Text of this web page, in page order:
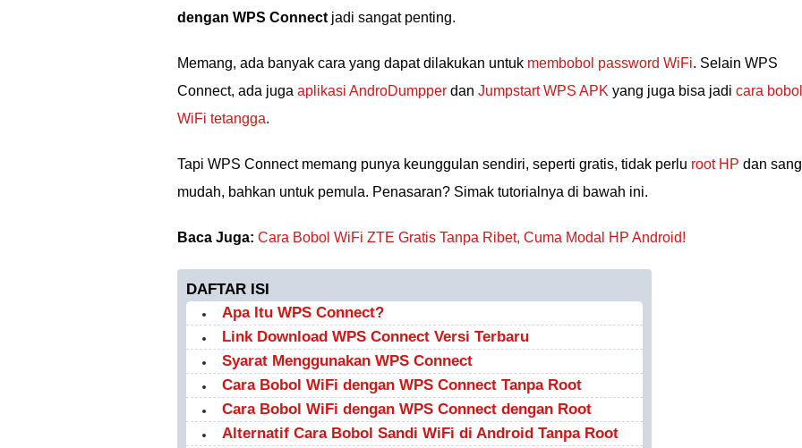
dengan WPS Connect jadi sangat penting.
Memang, ada banyak cara yang dapat dilakukan untuk membobol password WiFi. Selain WPS
Connect, ada juga aplikasi AndroDumpper dan Jumpstart WPS APK yang juga bisa jadi cara bobol
WiFi tetangga.
Tapi WPS Connect memang punya keunggulan sendiri, seperti gratis, tidak perlu root HP dan
mudah, bahkan untuk pemula. Penasaran? Simak tutorialnya di bawah ini.
Baca Juga: Cara Bobol WiFi ZTE Gratis Tanpa Ribet, Cuma Modal HP Android!
DAFTAR ISI
Apa Itu WPS Connect?
Link Download WPS Connect Versi Terbaru
Syarat Menggunakan WPS Connect
Cara Bobol WiFi dengan WPS Connect Tanpa Root
Cara Bobol WiFi dengan WPS Connect dengan Root
Alternatif Cara Bobol Sandi WiFi di Android Tanpa Root